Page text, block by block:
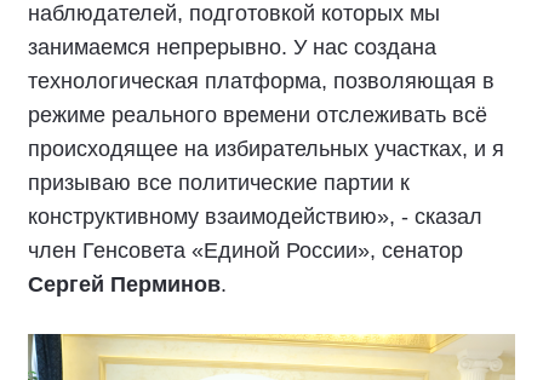
наблюдателей, подготовкой которых мы
занимаемся непрерывно. У нас создана
технологическая платформа, позволяющая в
режиме реального времени отслеживать всё
происходящее на избирательных участках, и я
призываю все политические партии к
конструктивному взаимодействию», - сказал
член Генсовета «Единой России», сенатор
Сергей Перминов.